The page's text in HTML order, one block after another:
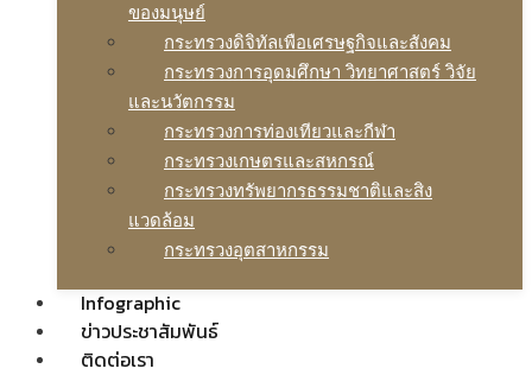
ของมนุษย์
กระทรวงดิจิทัลเพือเศรษฐกิจและสังคม
กระทรวงการอุดมศึกษา วิทยาศาสตร์ วิจัย
และนวัตกรรม
กระทรวงการท่องเทียวและกีฬา
กระทรวงเกษตรและสหกรณ์
กระทรวงทรัพยากรธรรมชาติและสิง
แวดล้อม
กระทรวงอุตสาหกรรม
Infographic
ข่าวประชาสัมพันธ์
ติดต่อเรา